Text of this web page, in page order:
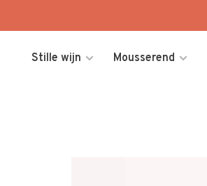
Stille wijn Mousserend